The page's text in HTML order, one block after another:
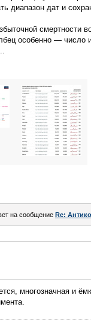
диапазон дат и
смертности
особенно — число
на сообщение Re:
многозначная и